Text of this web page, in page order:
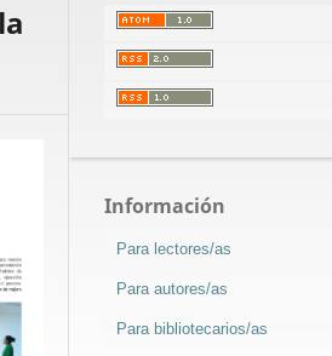
Información
Para lectores/as
Para autores/as
Para bibliotecarios/as